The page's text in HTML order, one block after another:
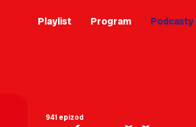
Playlist Program Podcasty
941 epizod